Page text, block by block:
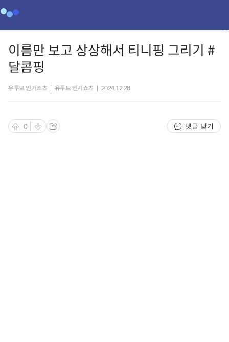
이름만 보고 상상해서 티니핑 그리기 #
달콤핑
유투브 인기쇼츠 유투브 인기쇼츠 2024.12.28
0 댓글 닫기